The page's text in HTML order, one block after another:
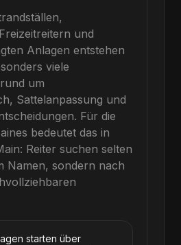
und
Anlagen entstehen
viele
um
Sattelanpassung und
Für die
bedeutet das in
: Reiter suchen selten
Namen, sondern nach
starten über